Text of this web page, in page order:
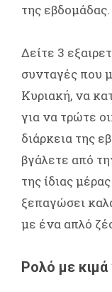
της εβδομάδας.
Δείτε 3
συνταγές που
Κυριακή, να
για να τρώτε
διάρκεια της
βγάλετε από
της ίδιας
ξεπαγώσει
με ένα απλό
Ρολό με